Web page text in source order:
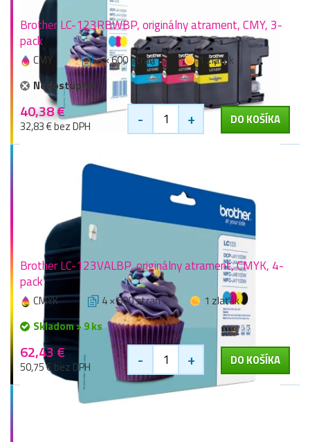
Brother LC-123RBWBP, originálny atrament, CMY, 3-
pack
CMY 3 × 600 stran
1 zlaťák
Nedostupné
40,38 €
32,83 € bez DPH - + DO KOŠÍKA
Brother LC-123VALBP, originálny atrament, CMYK, 4-
pack
CMYK 4 × 600 stran
1 zlaťák
Skladom > 9 ks
62,43 €
50,75 € bez DPH - + DO KOŠÍKA